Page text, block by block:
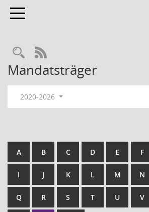
Toggle navigation
RSS-Feed
Mandatsträger
2020-2026
A B C D E F
I J K L M N
Q R S T U V